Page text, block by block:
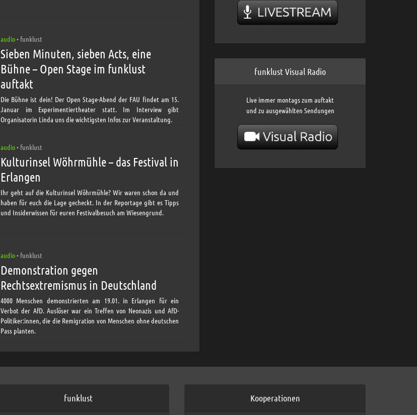
audio• funklust
Sieben Minuten, sieben Acts, eine
Bühne – Open Stage im funklust
auftakt
Die Bühne ist dein! Der Open Stage-Abend der FAU findet am 15.
Januar im Experimentiertheater statt. Im Interview gibt
Organisatorin Linda uns die wichtigsten Infos zur Veranstaltung.
audio• funklust
Kulturinsel Wöhrmühle – das Festival in
Erlangen
Ihr geht auf die Kulturinsel Wöhrmühle? Wir waren schon da und
haben für euch die Lage gecheckt. In der Reportage gibt es Tipps
und Insiderwissen für euren Festivalbesuch am Wiesengrund.
audio• funklust
Demonstration gegen
Rechtsextremismus in Deutschland
4000 Menschen demonstrierten am 19.01. in Erlangen für ein
Verbot der AfD. Auslöser war ein Treffen von Neonazis und AfD-
Politiker:innen, die die Remigration von Menschen ohne deutschen
Pass planten.
funklust Visual Radio
Live immer montags zum auftakt
und zu ausgewählten Sendungen
funklust Kooperationen